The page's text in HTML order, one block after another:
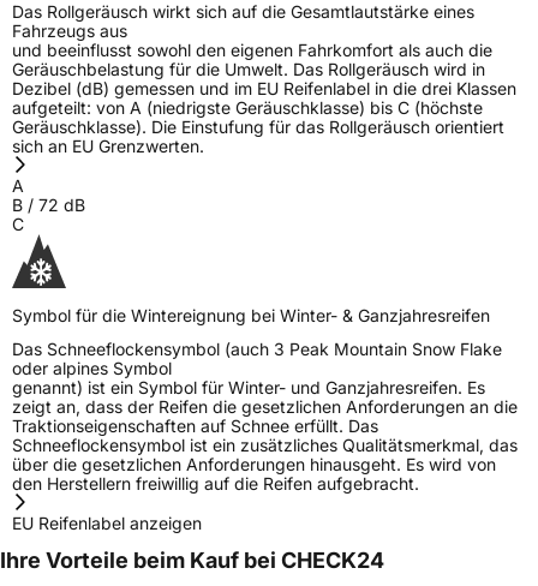
Das Rollgeräusch wirkt sich auf die Gesamtlautstärke eines
Fahrzeugs aus
und beeinflusst sowohl den eigenen Fahrkomfort als auch die
Geräuschbelastung für die Umwelt. Das Rollgeräusch wird in
Dezibel (dB) gemessen und im EU Reifenlabel in die drei Klassen
aufgeteilt: von A (niedrigste Geräuschklasse) bis C (höchste
Geräuschklasse). Die Einstufung für das Rollgeräusch orientiert
sich an EU Grenzwerten.
A
B / 72 dB
C
Symbol für die Wintereignung bei Winter- & Ganzjahresreifen
Das Schneeflockensymbol (auch 3 Peak Mountain Snow Flake
oder alpines Symbol
genannt) ist ein Symbol für Winter- und Ganzjahresreifen. Es
zeigt an, dass der Reifen die gesetzlichen Anforderungen an die
Traktionseigenschaften auf Schnee erfüllt. Das
Schneeflockensymbol ist ein zusätzliches Qualitätsmerkmal, das
über die gesetzlichen Anforderungen hinausgeht. Es wird von
den Herstellern freiwillig auf die Reifen aufgebracht.
EU Reifenlabel anzeigen
Ihre Vorteile beim Kauf bei CHECK24